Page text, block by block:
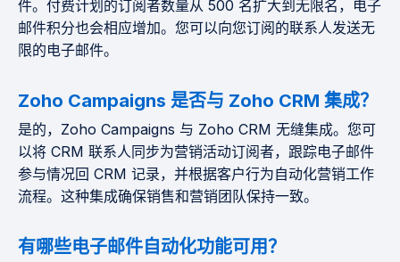
件。付费计划的订阅者数量从 500 名扩大到无限名，电子
邮件积分也会相应增加。您可以向您订阅的联系人发送无
限的电子邮件。
Zoho Campaigns 是否与 Zoho CRM 集成？
是的，Zoho Campaigns 与 Zoho CRM 无缝集成。您可
以将 CRM 联系人同步为营销活动订阅者，跟踪电子邮件
参与情况回 CRM 记录，并根据客户行为自动化营销工作
流程。这种集成确保销售和营销团队保持一致。
有哪些电子邮件自动化功能可用？